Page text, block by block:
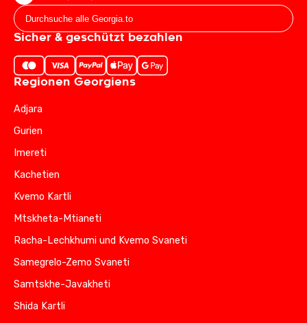
Sicher & geschützt bezahlen
Regionen Georgiens
Adjara
Gurien
Imereti
Kachetien
Kvemo Kartli
Mtskheta-Mtianeti
Racha-Lechkhumi und Kvemo Svaneti
Samegrelo-Zemo Svaneti
Samtskhe-Javakheti
Shida Kartli